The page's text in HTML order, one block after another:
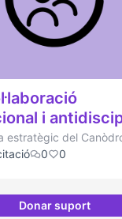
i
estratègic del
0 0
Donar suport
Tallers de